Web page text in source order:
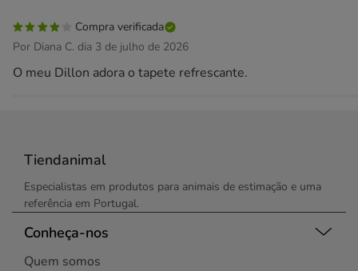
Compra verificada
Por Diana C. dia 3 de julho de 2026
O meu Dillon adora o tapete refrescante.
Tiendanimal
Especialistas em produtos para animais de estimação e uma
referência em Portugal.
Conheça-nos
Quem somos